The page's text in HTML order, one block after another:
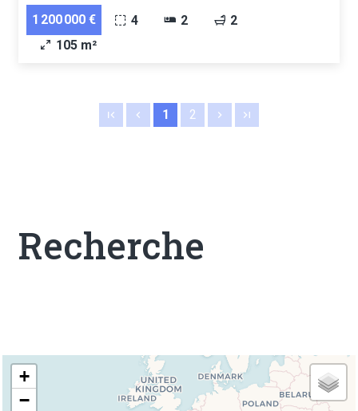
1 200 000 € 4 2
2
105 m²
1 2
Recherche
+
−